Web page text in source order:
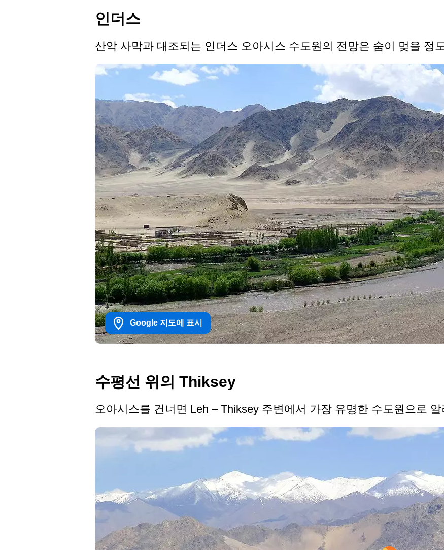
인더스
산악 사막과 대조되는 인더스 오아시스 수도원의 전망은 숨이 멎을 정
Google 지도에 표시
수평선 위의 Thiksey
오아시스를 건너면 Leh – Thiksey 주변에서 가장 유명한 수도원으로 알